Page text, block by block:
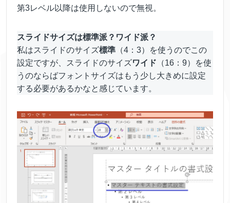
第3レベル以降は使用しないので無視。
スライドサイズは標準派？ワイド派？
私はスライドのサイズ標準 （4：3）を使うのでこの
設定ですが、スライドのサイズワイド （16：9）を使
うのならばフォントサイズはもう少し大きめに設定
する必要があるかなと感じています。